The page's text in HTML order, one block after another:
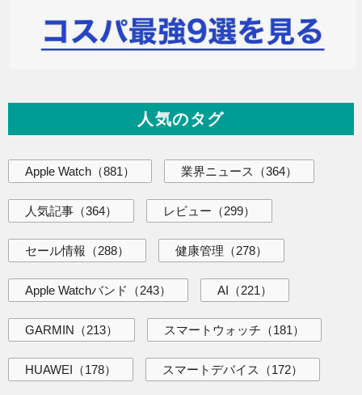
人気のタグ
Apple Watch （881） 業界ニュース （364）
人気記事 （364） レビュー （299）
セール情報 （288） 健康管理 （278）
Apple Watchバンド （243） AI （221）
GARMIN （213） スマートウォッチ （181）
HUAWEI （178） スマートデバイス （172）